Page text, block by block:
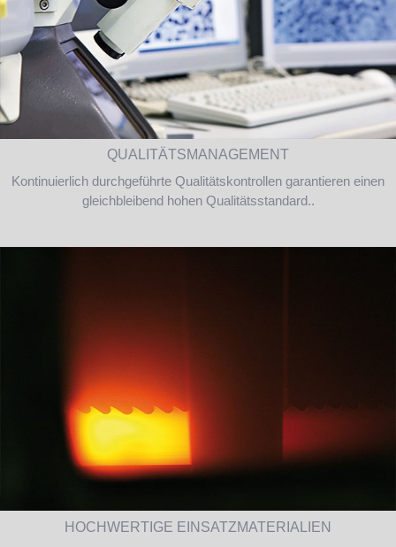
QUALITÄTSMANAGEMENT
Kontinuierlich durchgeführte Qualitätskontrollen garantieren einen
gleichbleibend hohen Qualitätsstandard..
HOCHWERTIGE EINSATZMATERIALIEN